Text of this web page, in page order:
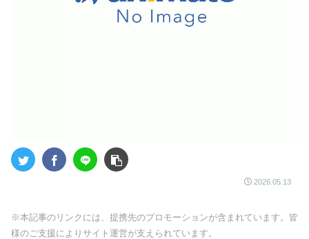
2026.05.13
※本記事のリンクには、提携先のプロモーションが含まれています。皆
様のご支援によりサイト運営が支えられています。